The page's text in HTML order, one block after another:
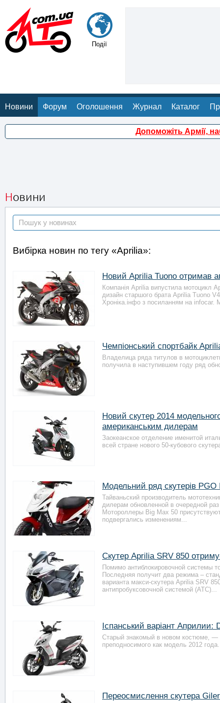
Події
Новини Форум Оголошення Журнал Каталог
Допоможіть Армії,
Новини
Вибірка новин по тегу «Aprilia»:
Новий Aprilia Tuono отримав
Компанія Aprilia випустила мотоцикл
дизайн старшого брата Aprilia Tuono
Хроніка.інфо з посиланням на infocar.
Чемпіонський спортбайк
Владелица ряда титулов в
получила в наступившем году ряд
Новий скутер 2014
американським дилерам
Заокеанское отделение именитой
всей стране нового 50-кубового
Модельний ряд скутерів
Тайваньский производитель
дилерам обновленной в очередной
Мотороллеры Big Max 50
подвергались изменениям...
Скутер Aprilia SRV 850
Помимо антиблокировочной системы
Последняя получит два режима –
варианта макси-скутера Aprilia SRV
антипробуксовочной системой (ATC)...
Іспанський варіант Априлии:
Старый знакомый в новом костюме, —
преподносимого как модель 2012
Переосмислення скутера